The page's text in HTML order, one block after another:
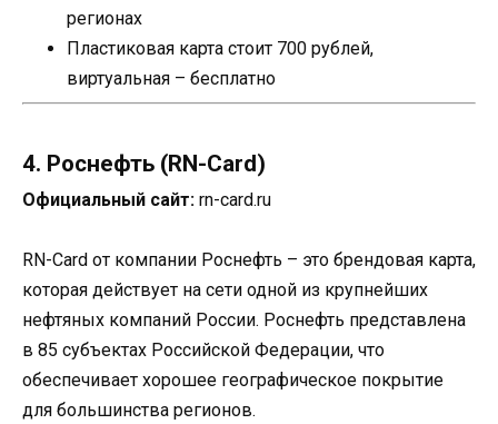
регионах
Пластиковая карта стоит 700 рублей,
виртуальная – бесплатно
4. Роснефть (RN-Card)
Официальный сайт: rn-card.ru
RN-Card от компании Роснефть – это брендовая карта,
которая действует на сети одной из крупнейших
нефтяных компаний России. Роснефть представлена
в 85 субъектах Российской Федерации, что
обеспечивает хорошее географическое покрытие
для большинства регионов.